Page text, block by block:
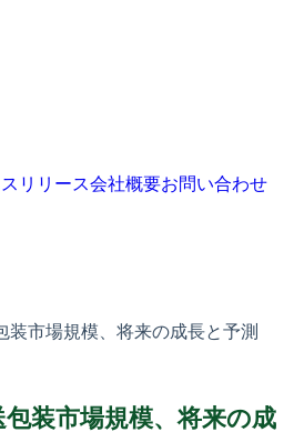
リリース会社概要お問い合わせ
装市場規模、将来の成長と予測
装市場規模、将来の成